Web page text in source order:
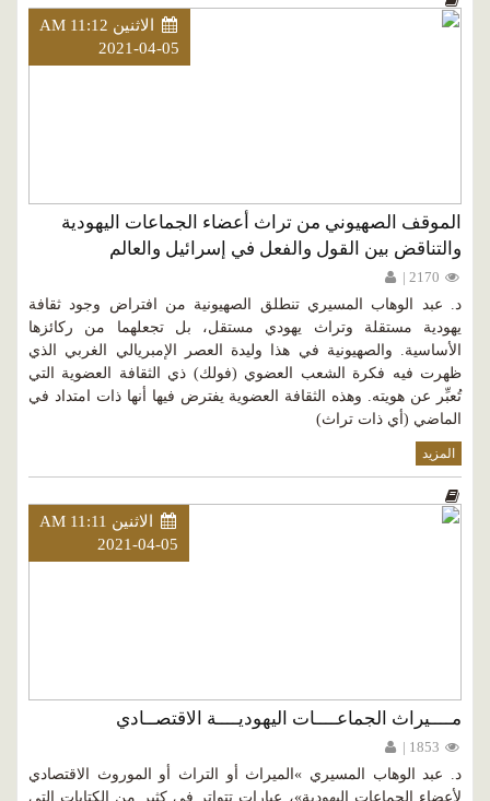
الاثنين AM 11:12
2021-04-05
الموقف الصهيوني من تراث أعضاء الجماعات اليهودية
والتناقض بين القول والفعل في إسرائيل والعالم
د. عبد الوهاب المسيري تنطلق الصهيونية من افتراض وجود ثقافة
يهودية مستقلة وتراث يهودي مستقل، بل تجعلهما من ركائزها
الأساسية. والصهيونية في هذا وليدة العصر الإمبريالي الغربي الذي
ظهرت فيه فكرة الشعب العضوي (فولك) ذي الثقافة العضوية التي
تُعبِّر عن هويته. وهذه الثقافة العضوية يفترض فيها أنها ذات امتداد في
الماضي (أي ذات تراث)
المزيد
الاثنين AM 11:11
2021-04-05
مــــيراث الجماعــــات اليهوديــــة الاقتصــادي
د. عبد الوهاب المسيري »الميراث أو التراث أو الموروث الاقتصادي
لأعضاء الجماعات اليهودية»، عبارات تتواتر في كثير من الكتابات التي